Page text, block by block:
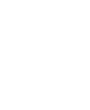
elétrico
têm
que